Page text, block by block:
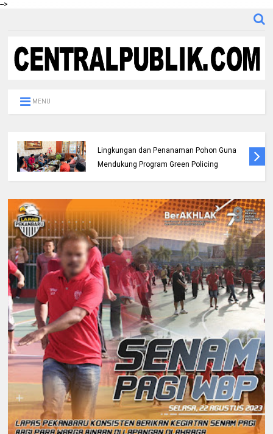
-->
MENU
Lingkungan dan Penanaman Pohon Guna
Mendukung Program Green Policing